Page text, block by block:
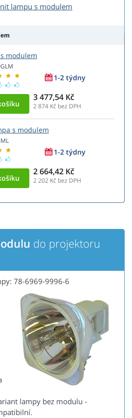
lampu s modulem
modulem
1-2 týdny
3 477,54 Kč
2 874 Kč bez DPH
s modulem
1-2 týdny
2 664,42 Kč
2 202 Kč bez DPH
do projektoru
78-6969-9996-6
lampy bez modulu -